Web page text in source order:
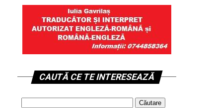
CAUTĂ CE TE INTERESEAZĂ